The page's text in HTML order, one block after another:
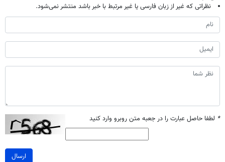
نظراتی که غیر از زبان فارسی یا غیر مرتبط با خبر باشد منتشر نمی‌شود.
* لطفا حاصل عبارت را در جعبه متن روبرو وارد کنید
ارسال